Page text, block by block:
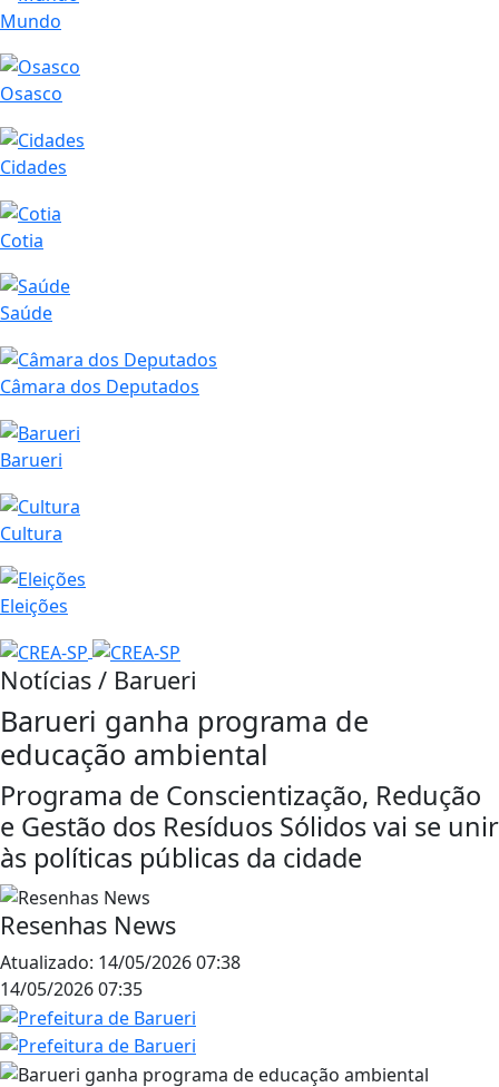
Mundo
Osasco
Cidades
Cotia
Saúde
Câmara dos Deputados
Barueri
Cultura
Eleições
Notícias / Barueri
Barueri ganha programa de
educação ambiental
Programa de Conscientização, Redução
e Gestão dos Resíduos Sólidos vai se unir
às políticas públicas da cidade
Resenhas News
Atualizado: 14/05/2026 07:38
14/05/2026 07:35